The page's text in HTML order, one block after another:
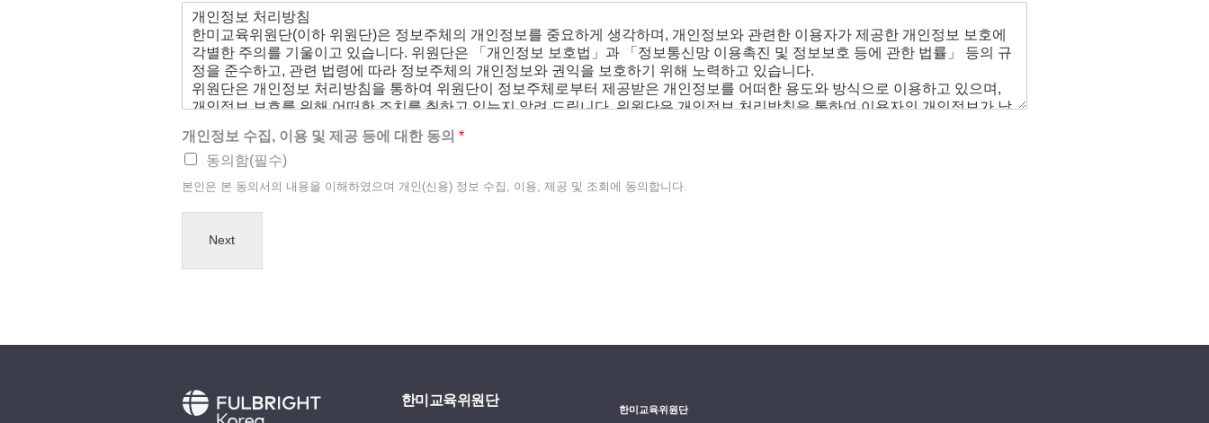
개인정보 수집, 이용 및 제공 등에 대한 동의 *
동의함(필수)
본인은 본 동의서의 내용을 이해하였으며 개인(신용) 정보 수집, 이용, 제공 및 조회에 동의합니다.
Next
한미교육위원단
한미교육위원단